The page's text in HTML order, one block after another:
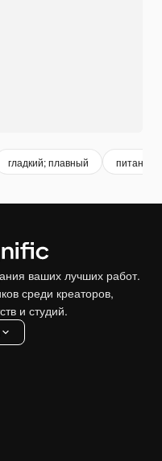
гладкий; плавный питание
ваших лучших работ.
среди креаторов,
и студий.